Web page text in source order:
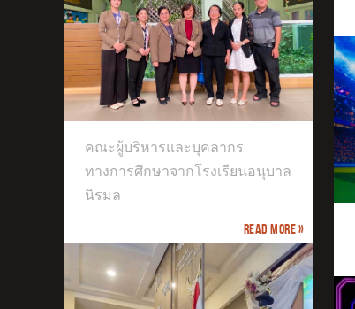
คณะผู้บริหารและบุคลากร
ทางการศึกษาจากโรงเรียนอนุบาล
นิรมล
Read more »